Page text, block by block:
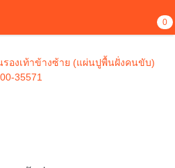
0
รองเท้าข้างซ้าย (แผ่นปูพื้นฝั่งคนขับ)
35571